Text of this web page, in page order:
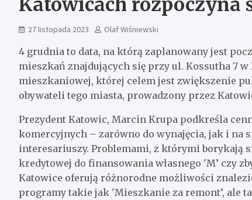
27 listopada 2023 Olaf Wiśniewski
4 grudnia to data, na którą zaplanowany jest
mieszkań znajdujących się przy ul. Kossutha 7
mieszkaniowej, której celem jest zwiększenie
obywateli tego miasta, prowadzony przez
Prezydent Katowic, Marcin Krupa podkreśla
komercyjnych – zarówno do wynajęcia, jak i na
interesariuszy. Problemami, z którymi borykają
kredytowej do finansowania własnego 'M’ czy
Katowice oferują różnorodne możliwości
programy takie jak 'Mieszkanie za remont’,